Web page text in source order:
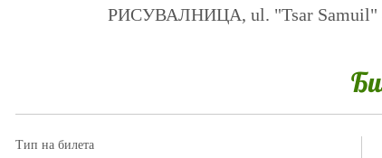
РИСУВАЛНИЦА, ul. "Tsar Samuil"
Тип на билета